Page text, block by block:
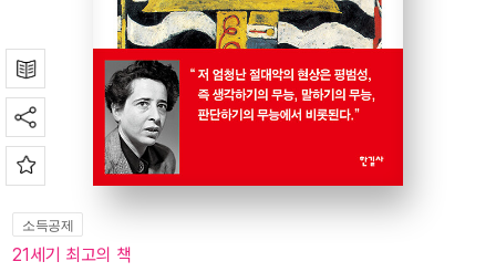
소득공제
21세기 최고의 책